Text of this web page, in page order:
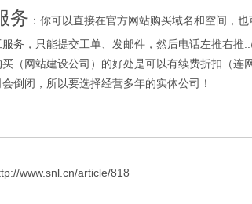
务 ：你可以直接在官方网站购买域名和空间，
务，只能提交工单、发邮件，然后电话左推右推
（网站建设公司）的好处是可以有续费折扣（
倒闭，所以要选择经营多年的实体公司！
www.snl.cn/article/818